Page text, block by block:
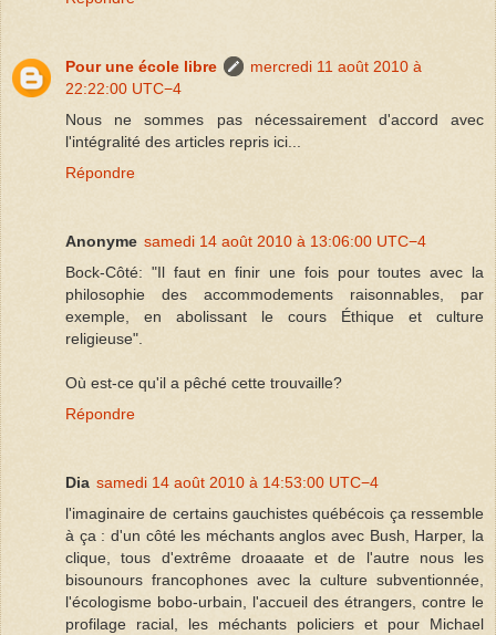
Pour une école libre
mercredi 11 août 2010 à
22:22:00 UTC−4
Nous ne sommes pas nécessairement d'accord avec
l'intégralité des articles repris ici...
Répondre
Anonyme samedi 14 août 2010 à 13:06:00 UTC−4
Bock-Côté: "Il faut en finir une fois pour toutes avec la
philosophie des accommodements raisonnables, par
exemple, en abolissant le cours Éthique et culture
religieuse".
Où est-ce qu'il a pêché cette trouvaille?
Répondre
Dia samedi 14 août 2010 à 14:53:00 UTC−4
l'imaginaire de certains gauchistes québécois ça ressemble
à ça : d'un côté les méchants anglos avec Bush, Harper, la
clique, tous d'extrême droaaate et de l'autre nous les
bisounours francophones avec la culture subventionnée,
l'écologisme bobo-urbain, l'accueil des étrangers, contre le
profilage racial, les méchants policiers et pour Michael